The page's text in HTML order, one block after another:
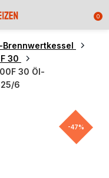
0
Brennwertkessel
30
30 Öl-
6
-47%